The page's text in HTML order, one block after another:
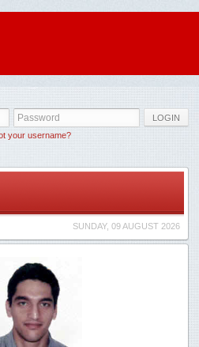
LOGIN
your username?
SUNDAY, 09 AUGUST 2026